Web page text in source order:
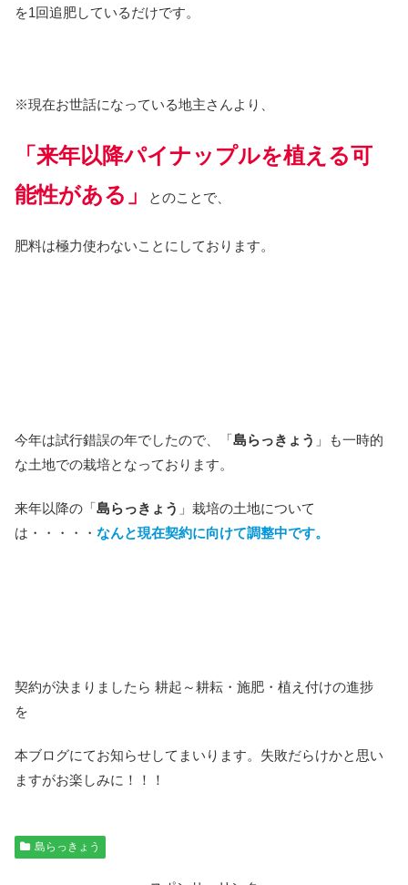
を1回追肥しているだけです。
※現在お世話になっている地主さんより、
「来年以降パイナップルを植える可
能性がある」
とのことで、
肥料は極力使わないことにしております。
今年は試行錯誤の年でしたので、「島らっきょう 」も一時的
な土地での栽培となっております。
来年以降の「島らっきょう 」栽培の土地について
は・・・・・ なんと現在契約に向けて調整中です。
契約が決まりましたら 耕起～耕耘・施肥・植え付けの進捗
を
本ブログにてお知らせしてまいります。失敗だらけかと思い
ますがお楽しみに！！！
島らっきょう